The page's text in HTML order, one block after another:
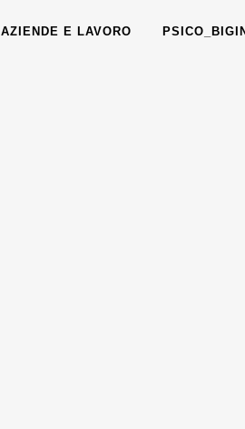
AZIENDE E LAVORO